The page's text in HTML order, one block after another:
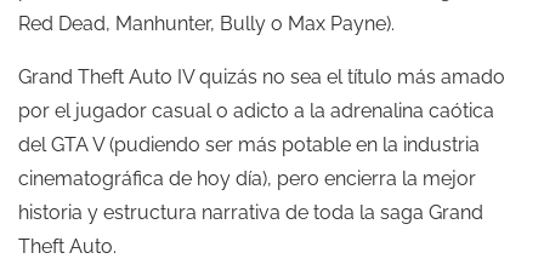
Red Dead, Manhunter, Bully o Max Payne).
Grand Theft Auto IV quizás no sea el título más amado
por el jugador casual o adicto a la adrenalina caótica
del GTA V (pudiendo ser más potable en la industria
cinematográfica de hoy día), pero encierra la mejor
historia y estructura narrativa de toda la saga Grand
Theft Auto.